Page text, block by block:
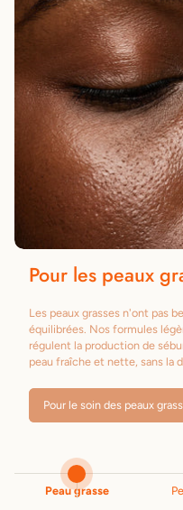
Pour les peaux
Les peaux grasses n'ont pas
équilibrées. Nos formules
régulent la production de
peau fraîche et nette, sans la
Pour le soin des peaux
Peau grasse